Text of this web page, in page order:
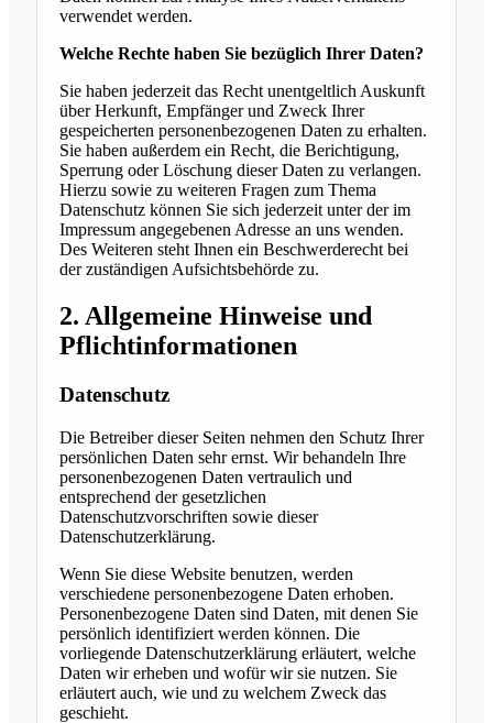
verwendet werden.
Welche Rechte haben Sie bezüglich Ihrer Daten?
Sie haben jederzeit das Recht unentgeltlich Auskunft
über Herkunft, Empfänger und Zweck Ihrer
gespeicherten personenbezogenen Daten zu erhalten.
Sie haben außerdem ein Recht, die Berichtigung,
Sperrung oder Löschung dieser Daten zu verlangen.
Hierzu sowie zu weiteren Fragen zum Thema
Datenschutz können Sie sich jederzeit unter der im
Impressum angegebenen Adresse an uns wenden.
Des Weiteren steht Ihnen ein Beschwerderecht bei
der zuständigen Aufsichtsbehörde zu.
2. Allgemeine Hinweise und
Pflichtinformationen
Datenschutz
Die Betreiber dieser Seiten nehmen den Schutz Ihrer
persönlichen Daten sehr ernst. Wir behandeln Ihre
personenbezogenen Daten vertraulich und
entsprechend der gesetzlichen
Datenschutzvorschriften sowie dieser
Datenschutzerklärung.
Wenn Sie diese Website benutzen, werden
verschiedene personenbezogene Daten erhoben.
Personenbezogene Daten sind Daten, mit denen Sie
persönlich identifiziert werden können. Die
vorliegende Datenschutzerklärung erläutert, welche
Daten wir erheben und wofür wir sie nutzen. Sie
erläutert auch, wie und zu welchem Zweck das
geschieht.